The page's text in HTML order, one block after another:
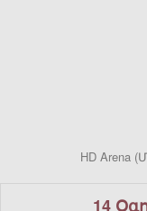
HD Arena
14